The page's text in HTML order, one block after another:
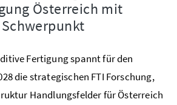
Österreich mit
Fertigung spannt für den
die strategischen FTI Forschung,
Handlungsfelder für Österreich